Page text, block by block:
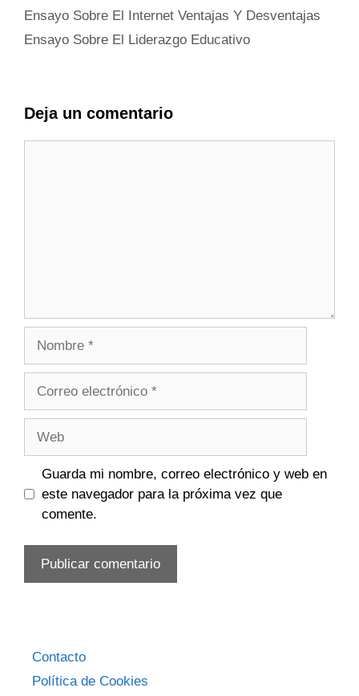
Ensayo Sobre El Internet Ventajas Y Desventajas
Ensayo Sobre El Liderazgo Educativo
Deja un comentario
Guarda mi nombre, correo electrónico y web en
este navegador para la próxima vez que
comente.
Contacto
Política de Cookies